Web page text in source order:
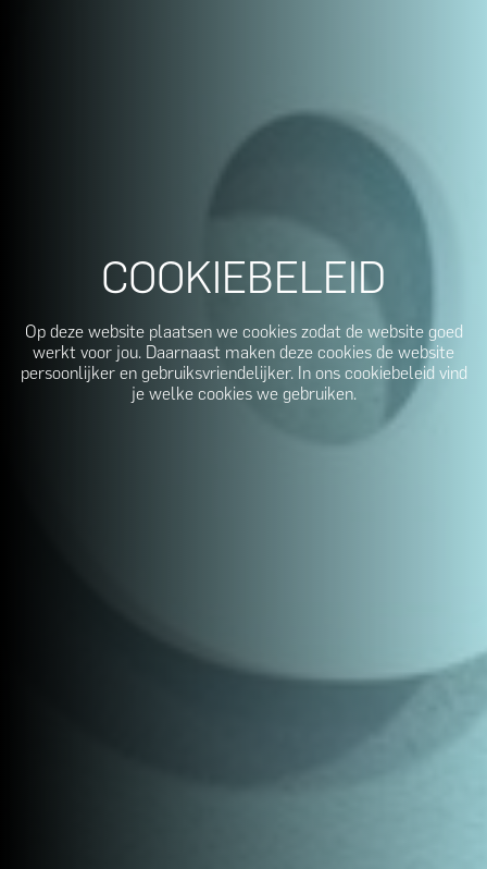
COOKIEBELEID
Op deze website plaatsen we cookies zodat de website goed
werkt voor jou. Daarnaast maken deze cookies de website
persoonlijker en gebruiksvriendelijker. In ons cookiebeleid vind
je welke cookies we gebruiken.